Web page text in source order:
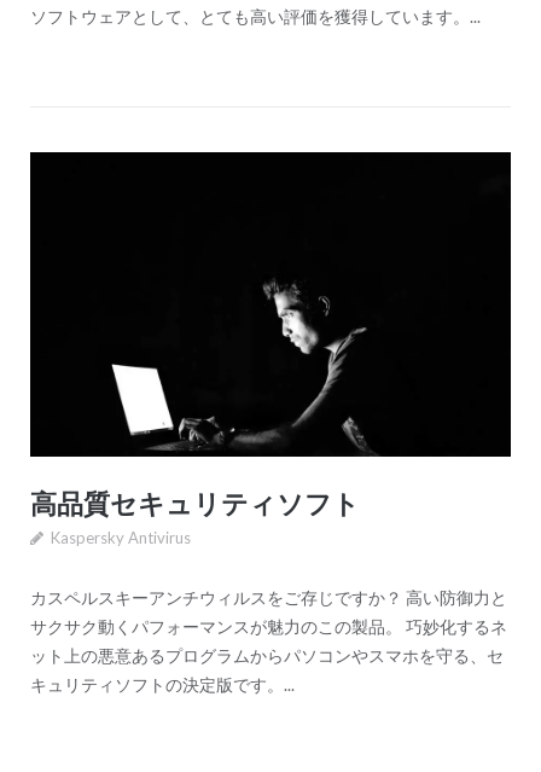
ソフトウェアとして、とても高い評価を獲得しています。...
高品質セキュリティソフト
Kaspersky Antivirus
カスペルスキーアンチウィルスをご存じですか？ 高い防御力と
サクサク動くパフォーマンスが魅力のこの製品。 巧妙化するネ
ット上の悪意あるプログラムからパソコンやスマホを守る、セ
キュリティソフトの決定版です。...